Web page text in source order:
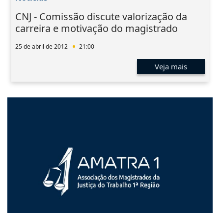
CNJ - Comissão discute valorização da
carreira e motivação do magistrado
25 de abril de 2012 21:00
Veja mais